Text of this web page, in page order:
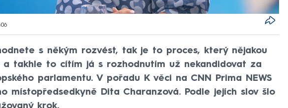
s někým rozvést, tak je to proces, který nějakou
a takhle to cítím já s rozhodnutím už nekandidovat za
parlamentu. V pořadu K věci na CNN Prima NEWS
místopředsedkyně Dita Charanzová. Podle jejích slov šlo
krok.